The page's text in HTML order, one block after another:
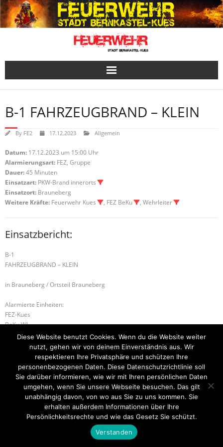
Skip
to
content
B-1 FAHRZEUGBRAND – KLEIN
By FE2 17.12.2023 Allgemein
Datum: 17.12.2023 um 15:00 Uhr
Alarmierungsart: FEZ, Gruppe
Dauer:45 Minuten
Einsatzart: PKW-Brand innerorts
Einsatzort: Brauneberg
Weitere Kräfte: Feuerwehr Kues , FEZ BeKu , Wehrleiter
Einsatzbericht:
B-1
FAHRZEUGBRAND – KLEIN
in Brauneberg / Ortsteil Brauneberg
Alarmierte Einheiten:
FEZ-Kues
BeKu WL
D1.02 – BSW S-1 SONDERLAGE PERSONENSUCHE
Startseite Einsätze Mitglied werden Über uns
Bilder
Kontakt
Theme byThink Up Themes Ltd . Powered byWordPress
Diese Website benutzt Cookies. Wenn du die Website weiter
nutzt, gehen wir von deinem Einverständnis aus. Wir
respektieren Ihre Privatsphäre und schützen Ihre
personenbezogenen Daten. Diese Datenschutzrichtlinie soll
Sie darüber informieren, wie wir mit Ihren persönlichen Daten
umgehen, wenn Sie unsere Webseite besuchen. Das gilt
unabhängig davon, von wo aus Sie zu uns kommen. Sie
erhalten außerdem Informationen über Ihre
Persönlichkeitsrechte und wie das Gesetz Sie schützt.
Verstanden